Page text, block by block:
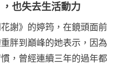
也失去生活動力
謝》的婷筠，在鏡頭面前
胖到巔峰的她表示，因為
，曾經連續三年的過年都